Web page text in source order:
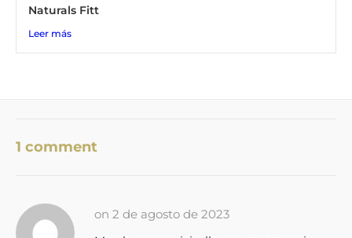
Naturals Fitt
Leer más
1 comment
on 2 de agosto de 2023